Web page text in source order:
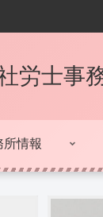
労士事
所情報